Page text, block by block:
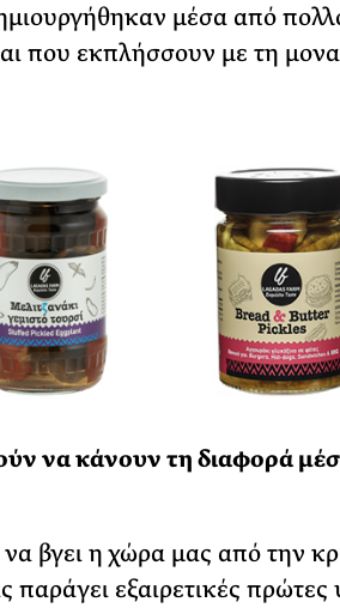
μέσα από
που εκπλήσσουν με τη
να κάνουν τη διαφορά
βγει η χώρα μας από την
εξαιρετικές πρώτες